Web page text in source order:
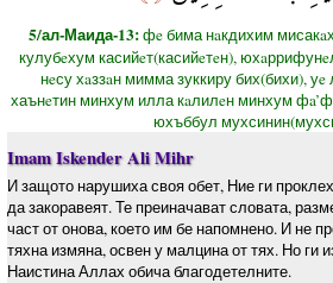
5/ал-Маида-13:фe бима нaкдихим
кулубeхум касийeт(касийeтeн),
нeсу хaззaн мимма зуккиру бих(бихи), уe
хаънeтин минхум илла кaлилeн минхум
юхъббул
Imam Iskender Ali Mihr
И защото нарушиха своя обет, Ние ги
да закоравеят. Те преиначават словата,
част от онова, което им бе напомнено. И не
тяхна измяна, освен у малцина от тях. Но ги
Наистина Аллах обича благодетелните.